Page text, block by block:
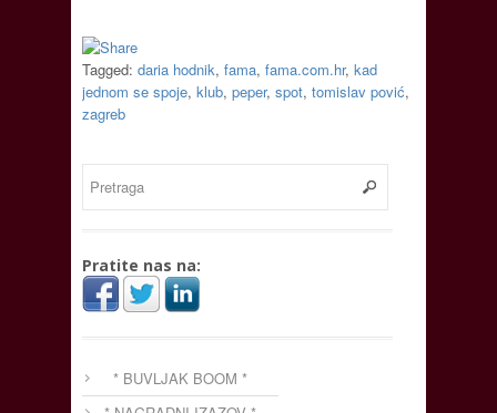
Tagged: daria hodnik, fama, fama.com.hr, kad
jednom se spoje, klub, peper, spot, tomislav pović,
zagreb
Pratite nas na:
* BUVLJAK BOOM *